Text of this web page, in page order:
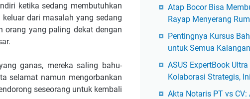
ketika sedang membutuhkan
dari masalah yang sedang
orang yang paling dekat dengan
ganas, mereka saling bahu-
selamat namun mengorbankan
seseorang untuk kembali
Atap Bocor Bisa
Rayap Menyerang
Pentingnya Kursus
untuk Semua Kalangan
ASUS ExpertBook
Kolaborasi Strategis,
Akta Notaris PT vs CV: